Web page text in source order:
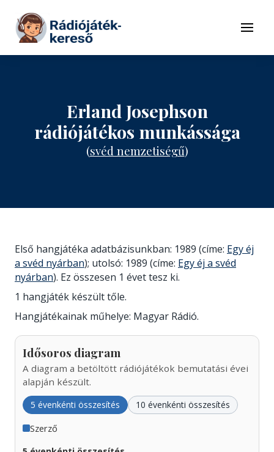
Tovább a tartalomhoz
Menü
Erland Josephson
rádiójátékos munkássága
(svéd nemzetiségű)
Első hangjátéka adatbázisunkban: 1989 (címe: Egy éj
a svéd nyárban); utolsó: 1989 (címe: Egy éj a svéd
nyárban). Ez összesen 1 évet tesz ki.
1 hangjáték készült tőle.
Hangjátékainak műhelye: Magyar Rádió.
Idősoros diagram
A diagram a betöltött rádiójátékok bemutatási évei
alapján készült.
5 évenkénti összesítés 10 évenkénti összesítés
Szerző